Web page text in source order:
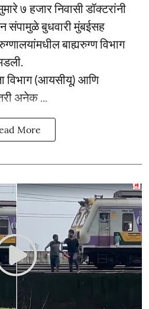
७ हजार निवासी डॉक्टरांनी
संपामुळे बुधवारी मुंबईसह
बाह्यरुग्ण विभाग
विभाग (आयसीयू) आणि
अनेक ...
More